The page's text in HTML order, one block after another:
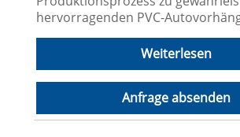
hervorragenden PVC-
Weiterlesen
Anfrage absenden